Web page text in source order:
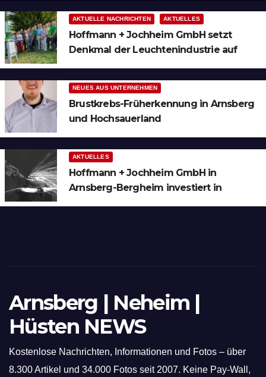
AKTUELLE NACHRICHTEN AKTUELLES
Hoffmann + Jochheim GmbH setzt
Denkmal der Leuchtenindustrie auf
NEUES AUS UNTERNEHMEN
Brustkrebs-Früherkennung in Arnsberg
und Hochsauerland
AKTUELLES
Hoffmann + Jochheim GmbH in
Arnsberg-Bergheim investiert in
Arnsberg | Neheim |
Hüsten NEWS
Kostenlose Nachrichten, Informationen und Fotos – über
8.300 Artikel und 34.000 Fotos seit 2007. Keine Pay-Wall,